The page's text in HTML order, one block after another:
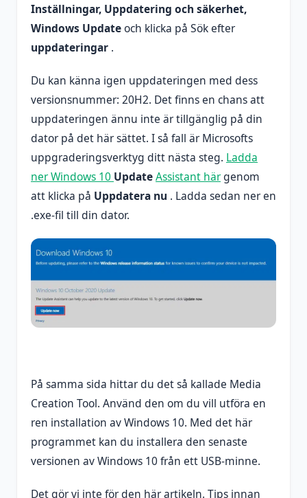
Inställningar, Uppdatering och säkerhet,
Windows Updateoch klicka på Sök efter
uppdateringar .
Du kan känna igen uppdateringen med dess
versionsnummer: 20H2. Det finns en chans att
uppdateringen ännu inte är tillgänglig på din
dator på det här sättet. I så fall är Microsofts
uppgraderingsverktyg ditt nästa steg. Ladda
ner Windows 10 UpdateAssistant härgenom
att klicka på Uppdatera nu . Ladda sedan ner en
.exe-fil till din dator.
På samma sida hittar du det så kallade Media
Creation Tool. Använd den om du vill utföra en
ren installation av Windows 10. Med det här
programmet kan du installera den senaste
versionen av Windows 10 från ett USB-minne.
Det gör vi inte för den här artikeln. Tips innan